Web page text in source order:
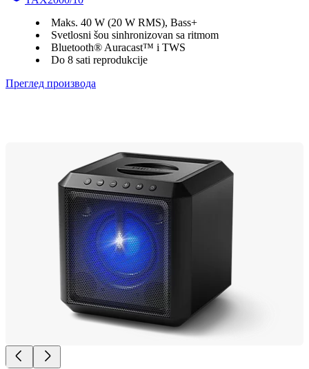
Maks. 40 W (20 W RMS), Bass+
Svetlosni šou sinhronizovan sa ritmom
Bluetooth® Auracast™ i TWS
Do 8 sati reprodukcije
Преглед производа